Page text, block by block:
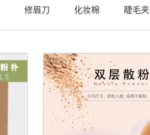
修眉刀 化妆棉 睫毛夹